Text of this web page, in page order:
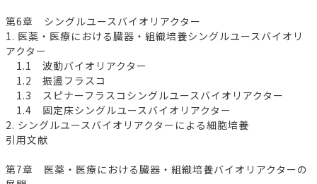
第6章 シングルユースバイオリアクター
1. 医薬・医療における臓器・組織培養シングルユースバイオリ
アクター
1.1 波動バイオリアクター
1.2 振盪フラスコ
1.3 スピナーフラスコシングルユースバイオリアクター
1.4 固定床シングルユースバイオリアクター
2. シングルユースバイオリアクターによる細胞培養
引用文献
第7章 医薬・医療における臓器・組織培養バイオリアクターの